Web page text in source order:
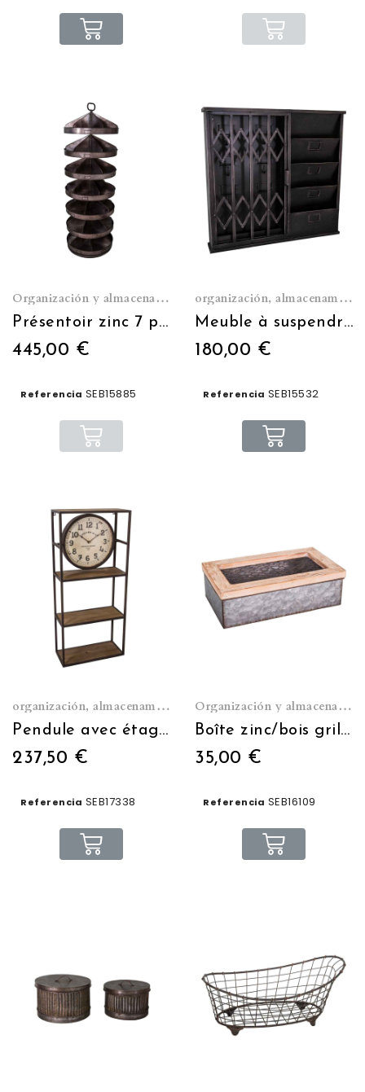
Organización y almacenamiento
Présentoir zinc 7 plateaux compartimentés
445,00 €
Referencia SEB15885
organización, almacenamiento
Meuble à suspendre Range clé/courrier porte accordéon
180,00 €
Referencia SEB15532
organización, almacenamiento
Pendule avec étagères indus
237,50 €
Referencia SEB17338
Organización y almacenamiento
Boîte zinc/bois grillagée
35,00 €
Referencia SEB16109